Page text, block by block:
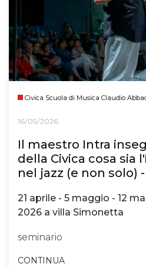
Civica Scuola di Musica Claudio
16/05/2026
Il maestro Intra
della Civica cosa sia
nel jazz (e non solo)
21 aprile - 5 maggio - 12
2026 a villa Simonetta
seminario
CONTINUA